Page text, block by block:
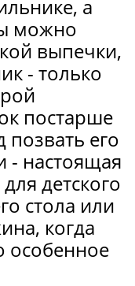
а
можно
выпечки,
- только
постарше
его
- настоящая
детского
стола или
когда
особенное